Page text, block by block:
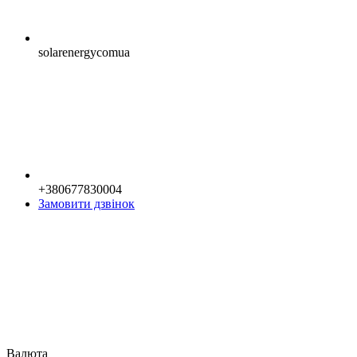
solarenergycomua
+380677830004
Замовити дзвінок
Валюта